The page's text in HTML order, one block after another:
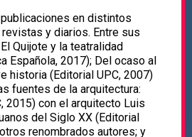
en distintos
y diarios. Entre sus
Quijote y la teatralidad
Española, 2017); Del ocaso al
historia (Editorial UPC, 2007)
fuentes de la arquitectura:
2015) con el arquitecto Luis
del Siglo XX (Editorial
renombrados autores; y